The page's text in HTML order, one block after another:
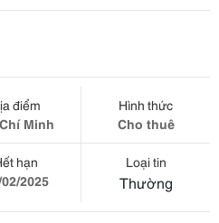
điểm
Minh
Hình thức
Cho thuê
hạn
2025
Loại tin
Thường